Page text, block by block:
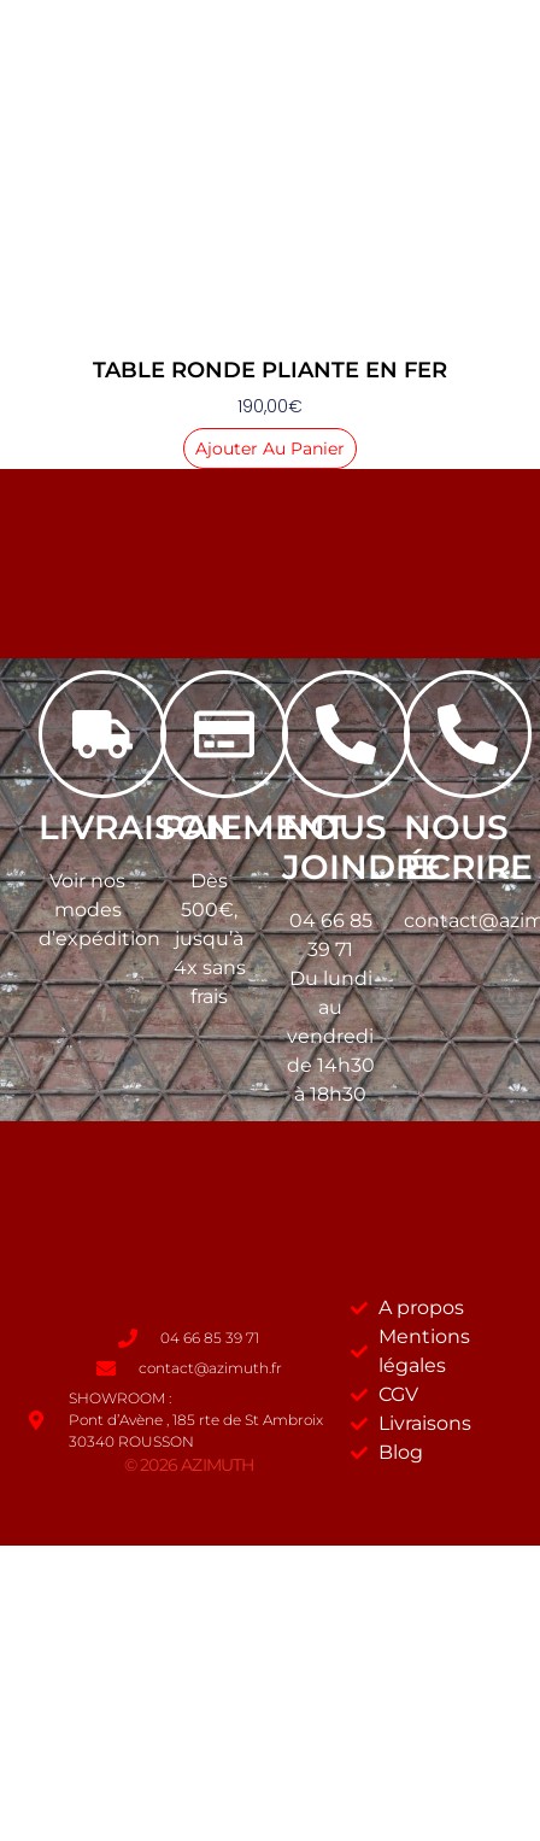
TABLE RONDE PLIANTE EN FER
190,00€
Ajouter Au Panier
LIVRAISON
Voir nos
modes
d’expédition
PAIEMENT
Dès
500€,
jusqu’à
4x sans
frais
NOUS
JOINDRE
04 66 85
39 71
Du lundi
au
vendredi
de 14h30
à 18h30
NOUS
ÉCRIRE
04 66 85 39 71
contact@azimuth.fr
SHOWROOM :
Pont d’Avène , 185 rte de St Ambroix
30340 ROUSSON
© 2026 AZIMUTH
A propos
Mentions
légales
CGV
Livraisons
Blog